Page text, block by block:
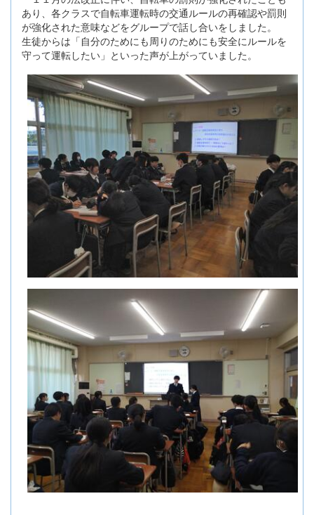
あり、各クラスで自転車運転時の交通ルールの再確認や罰則
が強化された意味などをグループで話し合いをしました。
生徒からは「自分のためにも周りのためにも安全にルールを
守って運転したい」といった声が上がっていました。